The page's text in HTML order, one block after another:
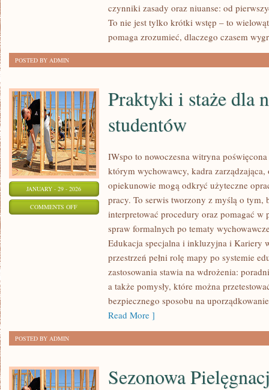
czynniki zasady oraz niuanse: od
To nie jest tylko krótki wstęp – to
pomaga zrozumieć, dlaczego czasem
POSTED BY ADMIN
JANUARY - 29 - 2026
COMMENTS OFFON
STUDENTÓW
Praktyki i staże dla
studentów
IWspo to nowoczesna witryna
którym wychowawcy, kadra
opiekunowie mogą odkryć użyteczne
pracy. To serwis tworzony z myślą o tym,
interpretować procedury oraz pomagać
spraw formalnych po tematy
Edukacja specjalna i inkluzyjna i Kariery
przestrzeń pełni rolę mapy po systemie
zastosowania stawia na wdrożenia:
a także pomysły, które można
bezpiecznego sposobu na
Read More ]
POSTED BY ADMIN
Sezonowa